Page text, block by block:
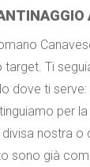
Ti
dove ti
per
nostra o
sono già